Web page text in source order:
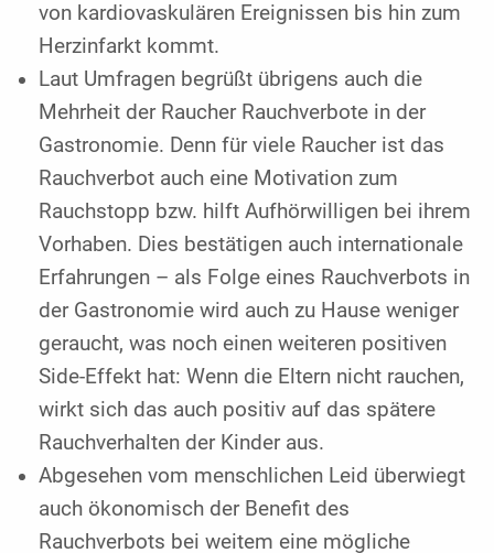
von kardiovaskulären Ereignissen bis hin zum
Herzinfarkt kommt.
Laut Umfragen begrüßt übrigens auch die
Mehrheit der Raucher Rauchverbote in der
Gastronomie. Denn für viele Raucher ist das
Rauchverbot auch eine Motivation zum
Rauchstopp bzw. hilft Aufhörwilligen bei ihrem
Vorhaben. Dies bestätigen auch internationale
Erfahrungen – als Folge eines Rauchverbots in
der Gastronomie wird auch zu Hause weniger
geraucht, was noch einen weiteren positiven
Side-Effekt hat: Wenn die Eltern nicht rauchen,
wirkt sich das auch positiv auf das spätere
Rauchverhalten der Kinder aus.
Abgesehen vom menschlichen Leid überwiegt
auch ökonomisch der Benefit des
Rauchverbots bei weitem eine mögliche